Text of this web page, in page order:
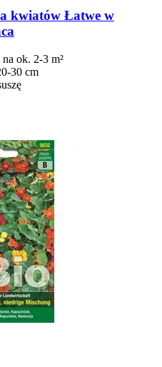
kwiatów Łatwe w
ok. 2-3 m²
30 cm